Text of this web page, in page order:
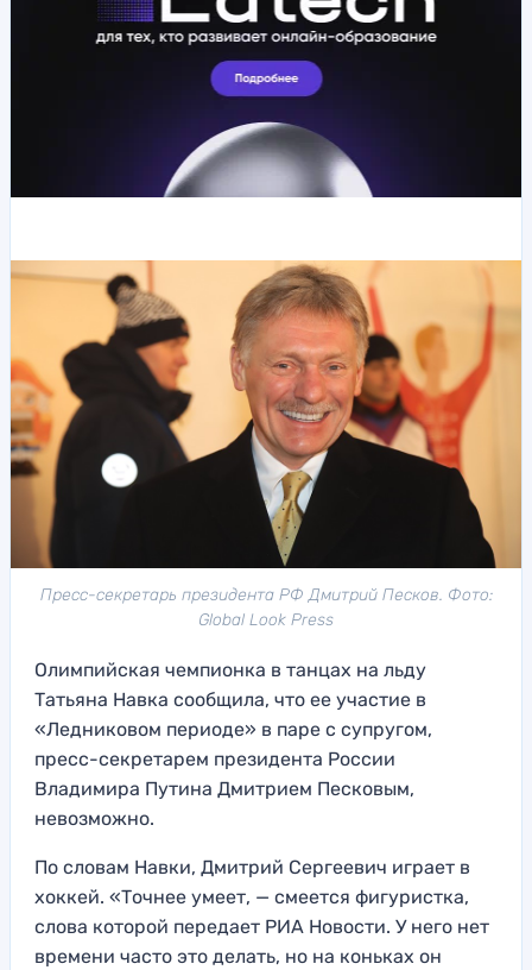
Пресс-секретарь президента РФ Дмитрий Песков. Фото:
Global Look Press
Олимпийская чемпионка в танцах на льду
Татьяна Навка сообщила, что ее участие в
«Ледниковом периоде» в паре с супругом,
пресс-секретарем президента России
Владимира Путина Дмитрием Песковым,
невозможно.
По словам Навки, Дмитрий Сергеевич играет в
хоккей. «Точнее умеет, — смеется фигуристка,
слова которой передает РИА Новости. У него нет
времени часто это делать, но на коньках он